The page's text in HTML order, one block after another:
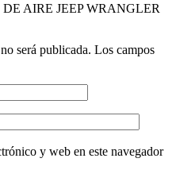
DE AIRE JEEP WRANGLER
será publicada. Los campos
y web en este navegador